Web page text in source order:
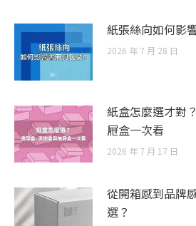
紙張絲向如何影
2026 年 7 月 28 日
紙盒怎麼選才對
屜盒一次看
2026 年 7 月 17 日
從開箱感到品牌
選？